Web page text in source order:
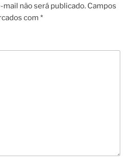
mail não será publicado. Campos
com *